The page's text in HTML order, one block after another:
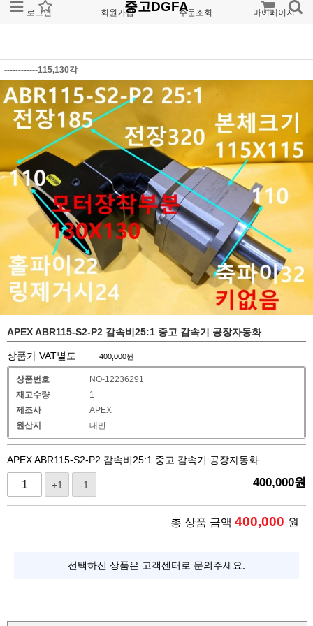
로그인 회원가입 주문조회 마이페이지
중고DGFA
------------115,130각
APEX ABR115-S2-P2 감속비25:1 중고 감속기 공장자동화
상품가 VAT별도 400,000원
상품번호
NO-12236291
재고수량
1
제조사
APEX
원산지
대만
APEX ABR115-S2-P2 감속비25:1 중고 감속기 공장자동화
+1 -1 400,000원
총 상품 금액 400,000 원
선택하신 상품은 고객센터로 문의주세요.